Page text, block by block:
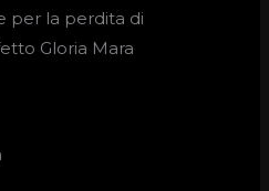
per la perdita di
Gloria Mara